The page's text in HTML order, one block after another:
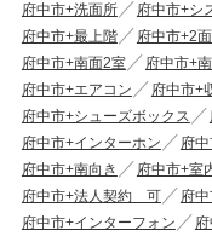
府中市+洗面所
府中市+シ
府中市+最上階
府中市+2
府中市+南面2室
府中市+
府中市+エアコン
府中市+
府中市+シューズボックス
府中市+インターホン
府
府中市+南向き
府中市+室
府中市+法人契約 可
府
府中市+インターフォン